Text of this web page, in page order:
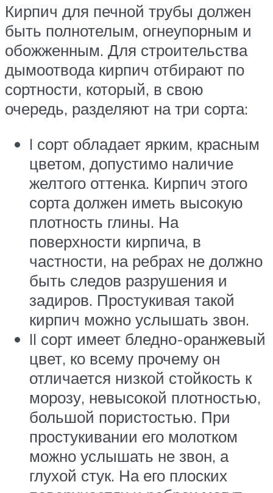
Кирпич для печной трубы должен
быть полнотелым, огнеупорным и
обожженным. Для строительства
дымоотвода кирпич отбирают по
сортности, который, в свою
очередь, разделяют на три сорта:
I сорт обладает ярким, красным
цветом, допустимо наличие
желтого оттенка. Кирпич этого
сорта должен иметь высокую
плотность глины. На
поверхности кирпича, в
частности, на ребрах не должно
быть следов разрушения и
задиров. Простукивая такой
кирпич можно услышать звон.
II сорт имеет бледно-оранжевый
цвет, ко всему прочему он
отличается низкой стойкость к
морозу, невысокой плотностью,
большой пористостью. При
простукивании его молотком
можно услышать не звон, а
глухой стук. На его плоских